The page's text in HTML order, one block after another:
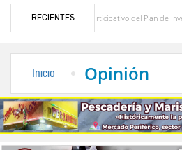
RECIENTES
participativo del Plan de Inversión 2027
Inicio Opinión